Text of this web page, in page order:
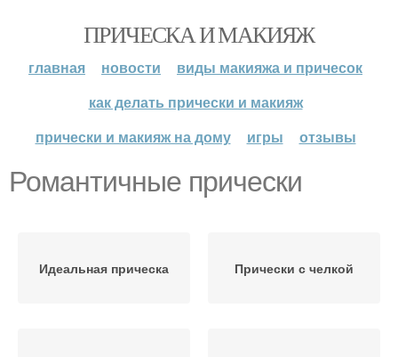
ПРИЧЕСКА И МАКИЯЖ
главная новости
виды макияжа и причесок
как делать прически и макияж
прически и макияж на дому
игры отзывы
Романтичные прически
Идеальная прическа Прически с челкой